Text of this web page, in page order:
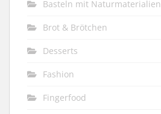
Basteln mit Naturmaterialien
Brot & Brötchen
Desserts
Fashion
Fingerfood